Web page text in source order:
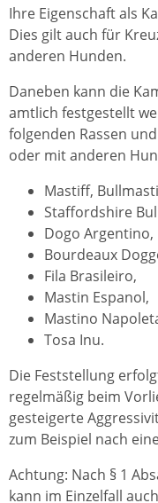
Ihre Eigenschaft als
Dies gilt auch für
anderen Hunden.
Daneben kann die
amtlich festgestellt
folgenden Rassen
oder mit anderen
Mastiff,
Staffordshire
Dogo Argentino,
Bourdeaux
Fila Brasileiro,
Mastin Espanol,
Mastino
Tosa Inu.
Die Feststellung
regelmäßig beim
gesteigerte
zum Beispiel nach
Achtung: Nach § 1
kann im Einzelfall